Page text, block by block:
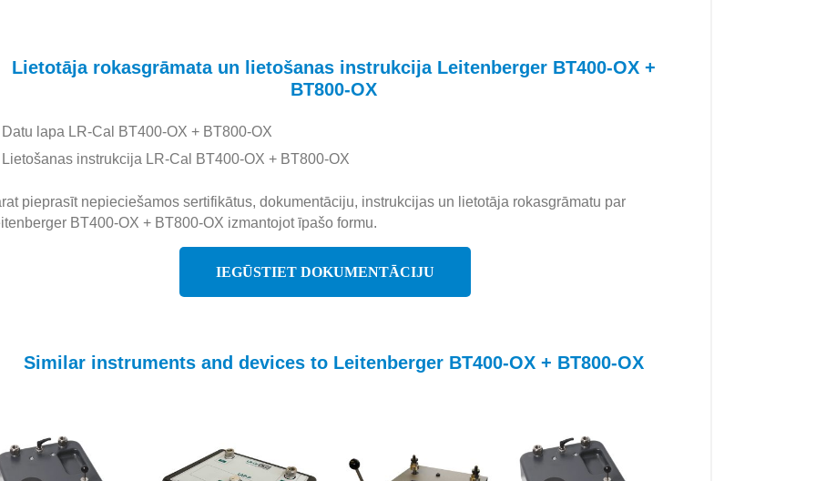
Lietotāja rokasgrāmata un lietošanas instrukcija Leitenberger BT400-OX +
BT800-OX
lapa LR-Cal BT400-OX + BT800-OX
instrukcija LR-Cal BT400-OX + BT800-OX
pieprasīt nepieciešamos sertifikātus, dokumentāciju, instrukcijas un lietotāja rokasgrāmatu par
BT400-OX + BT800-OX izmantojot īpašo formu.
IEGŪSTIET DOKUMENTĀCIJU
Similar instruments and devices to Leitenberger BT400-OX + BT800-OX